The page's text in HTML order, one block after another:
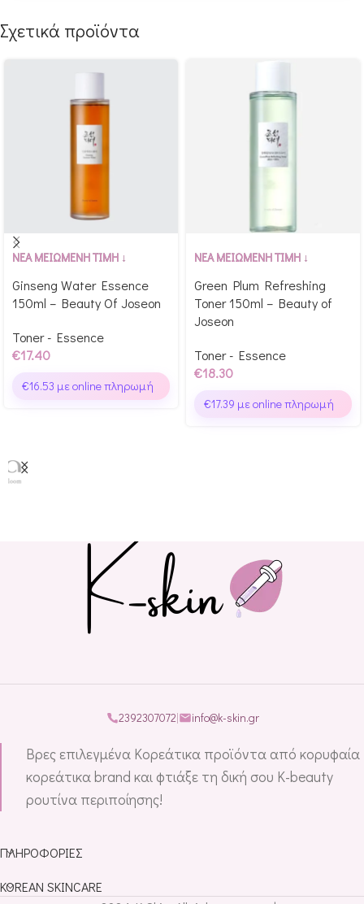
Σχετικά προϊόντα
Αγόρασε & κέρδισε 174
ΝΕΑ ΜΕΙΩΜΕΝΗ ΤΙΜΗ ↓
Ginseng Water Essence
150ml – Beauty Of Joseon
Toner - Essence
€17.40
€16.53 με online πληρωμή
Αγόρασε & κέρδισε 183
ΝΕΑ ΜΕΙΩΜΕΝΗ ΤΙΜΗ ↓
Green Plum Refreshing
Toner 150ml – Beauty of
Joseon
Toner - Essence
€18.30
€17.39 με online πληρωμή
Βρες επιλεγμένα Κορεάτικα προϊόντα από κορυφαία
κορεάτικα brand και φτιάξε τη δική σου K-beauty
ρουτίνα περιποίησης!